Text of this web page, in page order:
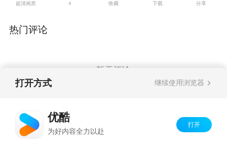
线，军民同心浴血奋战，水乳交融，生死与共，
超清画质 4 收藏 下载 分享
热门评论
暂无评论
打开方式 继续使用浏览器
优酷
为好内容全力以赴
打开